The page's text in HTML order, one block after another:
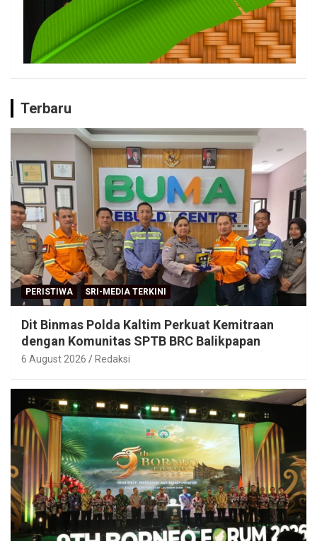
Terbaru
PERISTIWA SRI-MEDIA TERKINI
Dit Binmas Polda Kaltim Perkuat Kemitraan
dengan Komunitas SPTB BRC Balikpapan
6 August 2026 Redaksi